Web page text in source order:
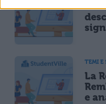
Gli
TEMI E
La
e